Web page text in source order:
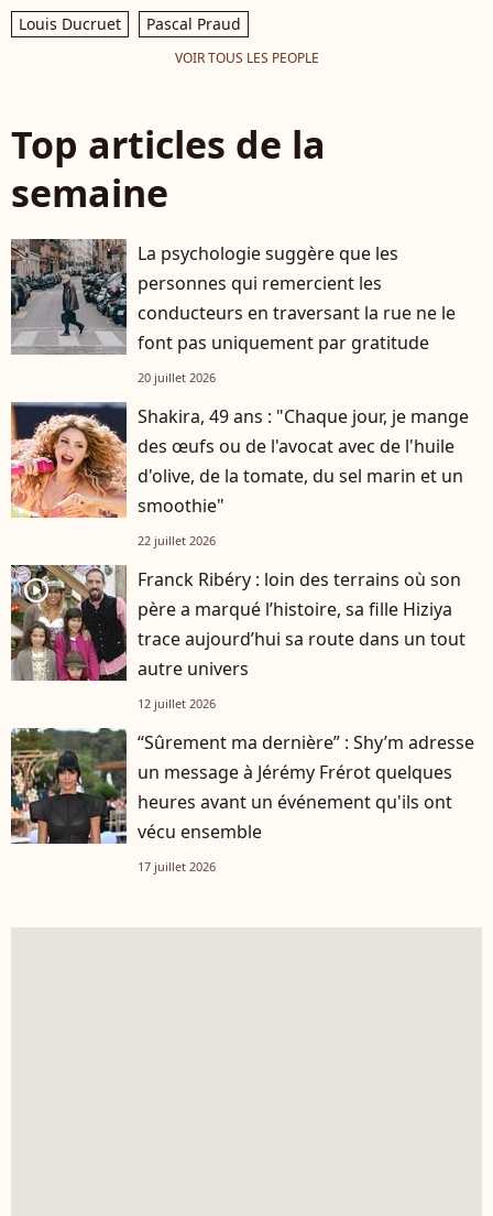
Louis Ducruet Pascal Praud
VOIR TOUS LES PEOPLE
Top articles de la
semaine
La psychologie suggère que les
personnes qui remercient les
conducteurs en traversant la rue ne le
font pas uniquement par gratitude
20 juillet 2026
Shakira, 49 ans : "Chaque jour, je mange
des œufs ou de l'avocat avec de l'huile
d'olive, de la tomate, du sel marin et un
smoothie"
22 juillet 2026
player2
Franck Ribéry : loin des terrains où son
père a marqué l’histoire, sa fille Hiziya
trace aujourd’hui sa route dans un tout
autre univers
12 juillet 2026
“Sûrement ma dernière” : Shy’m adresse
un message à Jérémy Frérot quelques
heures avant un événement qu'ils ont
vécu ensemble
17 juillet 2026